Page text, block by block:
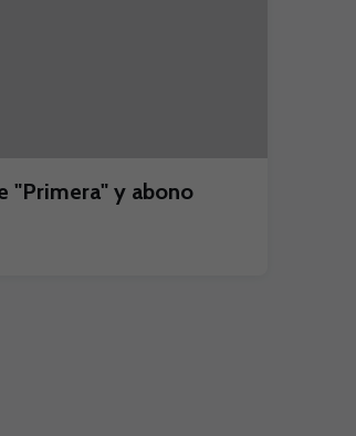
"Primera" y abono